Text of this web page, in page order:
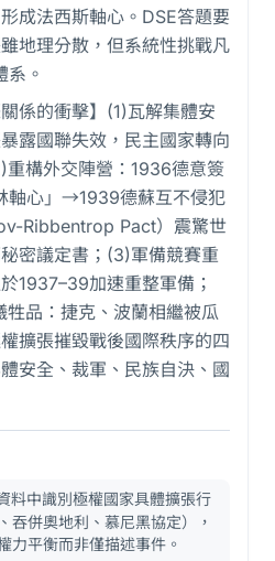
形成法西斯軸心。DSE答題要
地理分散，但系統性挑戰凡
系。
關係的衝擊】(1)瓦解集體安
露國聯失效，民主國家轉向
重構外交陣營：1936德意簽
軸心」→1939德蘇互不侵犯
Ribbentrop Pact）震驚世
密議定書；(3)軍備競賽重
1937–39加速重整軍備；
牲品：捷克、波蘭相繼被瓜
擴張摧毀戰後國際秩序的四
安全、裁軍、民族自決、國
料中識別極權國家具體擴張行
吞併奧地利、慕尼黑協定），
力平衡而非僅描述事件。